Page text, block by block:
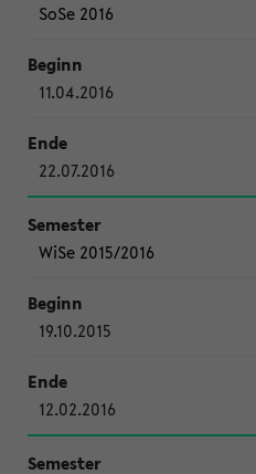
SoSe 2016
11.04.2016
22.07.2016
WiSe 2015/2016
19.10.2015
12.02.2016